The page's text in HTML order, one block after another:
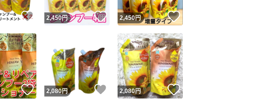
ユーザーの実績について
Yahoo!フリマが定めた一定の基準を満たしたユーザーにバッジを付与していま
安心取引出品者
安心取引出品者 Yahoo!フリマの基準をクリアした安心・安全なユーザーです
取引実績
この商品の情報をコピーします
商品画像の無断転載は禁止されています
いいね！
2,450円 いいね！
2,450円
いいね！
2,080円 いいね！
2,080円 いいね！